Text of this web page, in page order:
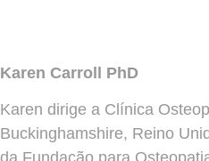
Karen Carroll PhD
Karen dirige a Clínica
Buckinghamshire, Reino
da Fundação para